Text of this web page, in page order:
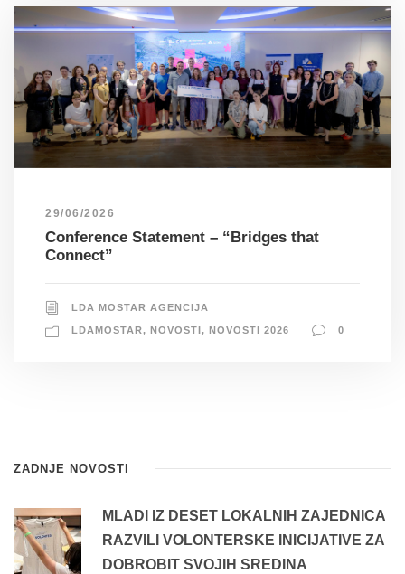
29/06/2026
Conference Statement – “Bridges that
Connect”
LDA MOSTAR AGENCIJA
LDAMOSTAR, NOVOSTI, NOVOSTI 2026 0
ZADNJE NOVOSTI
MLADI IZ DESET LOKALNIH ZAJEDNICA
RAZVILI VOLONTERSKE INICIJATIVE ZA
DOBROBIT SVOJIH SREDINA